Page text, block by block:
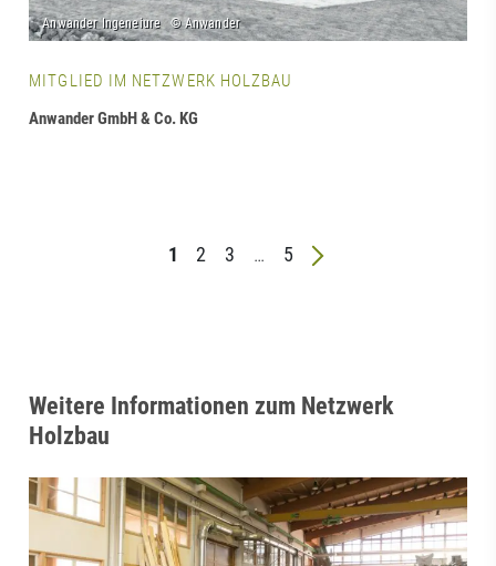
MITGLIED IM NETZWERK HOLZBAU
Anwander GmbH & Co. KG
1 2 3 … 5
Weitere Informationen zum Netzwerk
Holzbau